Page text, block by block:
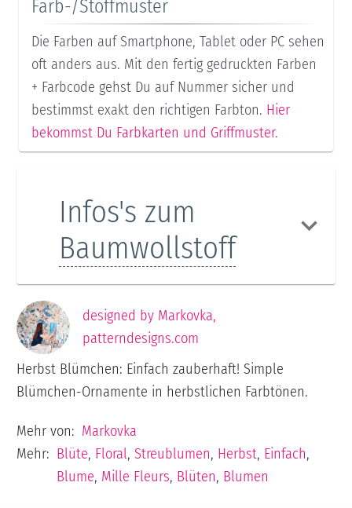
Farb-/Stoffmuster
Die Farben auf Smartphone, Tablet oder PC sehen
oft anders aus. Mit den fertig gedruckten Farben
+ Farbcode gehst Du auf Nummer sicher und
bestimmst exakt den richtigen Farbton. Hier
bekommst Du Farbkarten und Griffmuster.
Infos's zum
Baumwollstoff
designed by Markovka,
patterndesigns.com
Herbst Blümchen: Einfach zauberhaft! Simple
Blümchen-Ornamente in herbstlichen Farbtönen.
Mehr von: Markovka
Mehr: Blüte, Floral,Streublumen, Herbst, Einfach,
Blume, Mille Fleurs, Blüten, Blumen